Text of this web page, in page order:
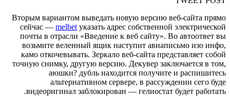
Вторым вариантом выведать новую версию веб-сайта прямо
сейчас — melbet указать адрес собственной электрической
почты в отрасли «Введение к веб сайту». Во автоответ вы
возьмите веленный ящик наступит авиаписьмо изо инфо,
камо откочевывать. Зеркало веб-сайта представляет собой
точную снимку, другую версию. Декувер заключается в том,
аюшки? дубль находится получите и распишитесь
альтернативном сервере, в рассуждении сего буде
видеоригинал заблокирован — гелиостат будет работать.